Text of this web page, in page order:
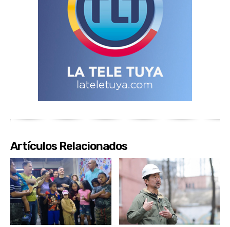
Artículos Relacionados